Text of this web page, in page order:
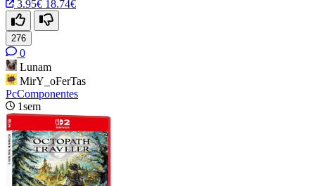
3.95€ 18.74€
276
0
Lunam
MirY_oFerTas
PcComponentes
1sem